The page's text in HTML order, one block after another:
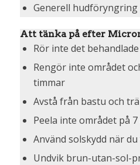
Generell hudföryngring
Att tänka på efter
Rör inte det
Rengör inte området
timmar
Avstå från bastu och
Peela inte området på
Använd solskydd när
Undvik brun-utan-sol-